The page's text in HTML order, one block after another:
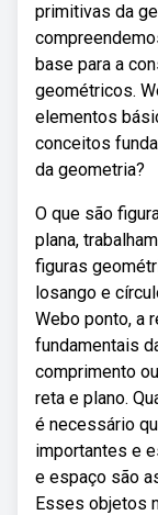
primitivas da
base para a
geométricos.
elementos
conceitos
da geometria?
O que são
plana,
figuras
losango e
Webo ponto, a
fundamentais
comprimento
reta e plano.
é necessário
importantes e
e espaço são
Esses objetos